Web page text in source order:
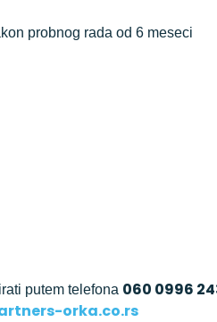
probnog rada od 6 meseci
putem telefona 060 0996
orka.co.rs